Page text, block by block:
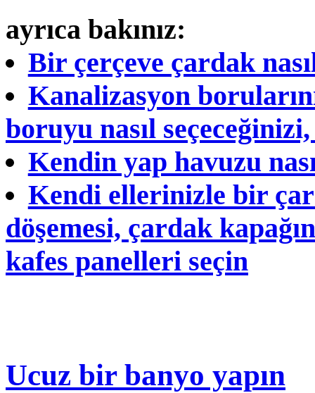
ayrıca bakınız:
Bir çerçeve çardak
Kanalizasyon
boruyu nasıl
Kendin yap havuzu
Kendi ellerinizle bir
döşemesi, çardak
kafes panelleri seçin
Ucuz bir banyo yapın